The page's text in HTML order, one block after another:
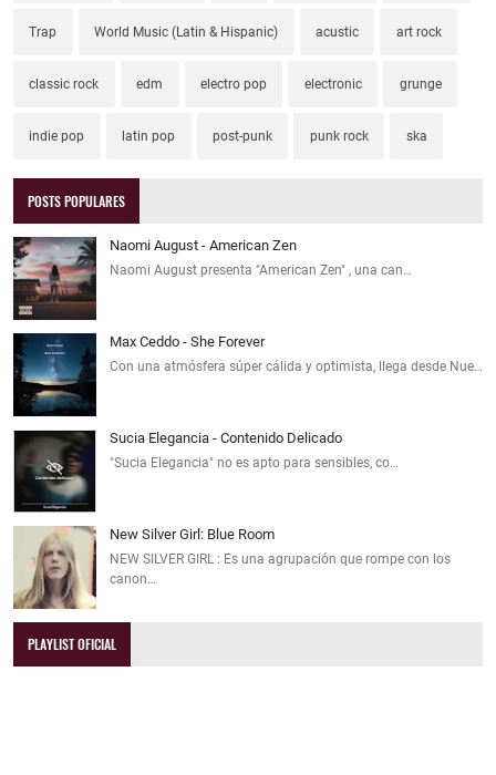
Trap World Music (Latin & Hispanic) acustic art rock
classic rock edm electro pop electronic grunge
indie pop latin pop post-punk punk rock ska
POSTS POPULARES
Naomi August - American Zen
Naomi August presenta "American Zen" , una can…
Max Ceddo - She Forever
Con una atmósfera súper cálida y optimista, llega desde Nue…
Sucia Elegancia - Contenido Delicado
"Sucia Elegancia" no es apto para sensibles, co…
New Silver Girl: Blue Room
NEW SILVER GIRL : Es una agrupación que rompe con los
canon…
PLAYLIST OFICIAL